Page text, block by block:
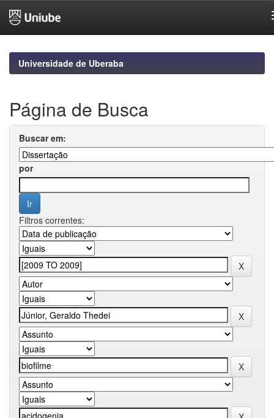
navigationUniversidade de Uberaba
Página de Busca
Buscar em:
por
Filtros correntes: